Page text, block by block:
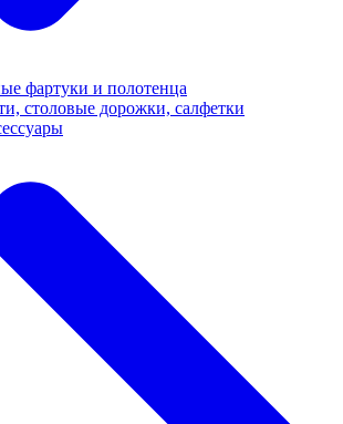
фартуки и полотенца
столовые дорожки, салфетки